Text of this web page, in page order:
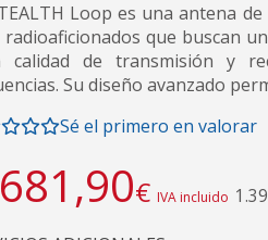
Loop es una antena
radioaficionados que buscan
calidad de transmisión y
Su diseño avanzado
Sé el primero en valorar
€ IVA incluido